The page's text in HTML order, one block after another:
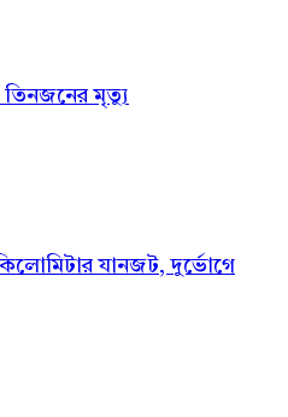
তিনজনের মৃত্যু
যানজট, দুর্ভোগে